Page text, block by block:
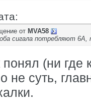
от MVA58
сигала потребляют 6А,
понял (ни где
не суть,